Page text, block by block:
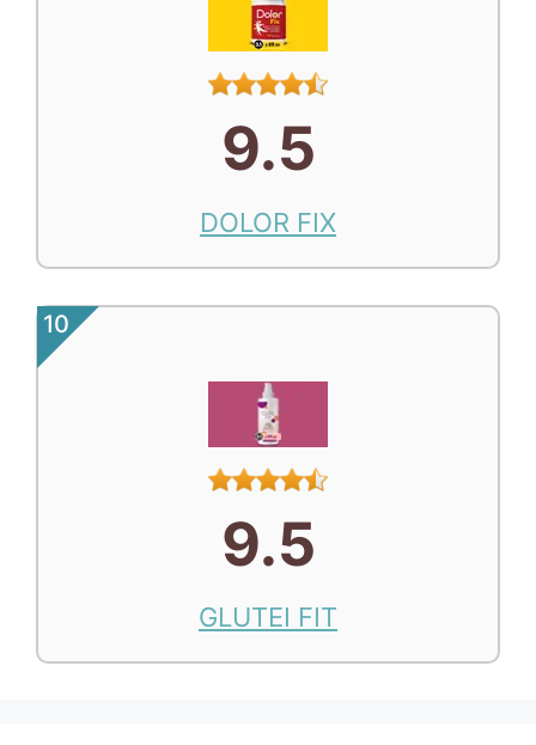
9.5
DOLOR FIX
10
9.5
GLUTEI FIT